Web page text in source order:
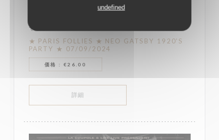
undefined
で 05H00
★ PARIS FOLLIES ★ NEO GATSBY 1920'S
PARTY ★ 07/09/2024
価格 : €26.00
詳細